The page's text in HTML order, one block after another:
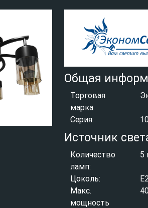
Общая
Торговая
марка:
Серия:
Источник
Количество
ламп:
5
Цоколь:
Макс.
мощность